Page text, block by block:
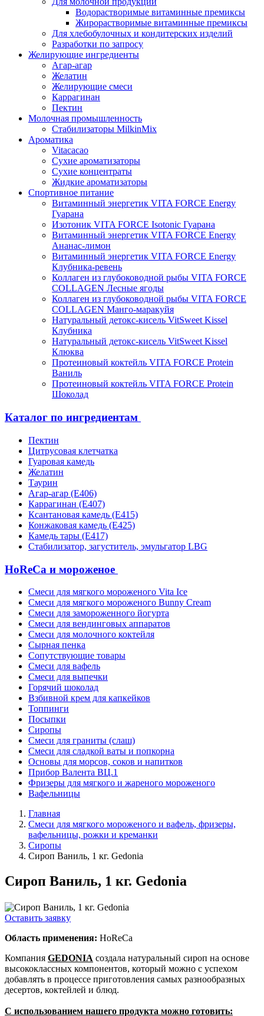
Водорастворимые витаминные премиксы
Жирорастворимые витаминные премиксы
Для хлебобулочных и кондитерских изделий
Разработки по запросу
Желирующие ингредиенты
Агар-агар
Желатин
Желирующие смеси
Каррагинан
Пектин
Молочная промышленность
Стабилизаторы MilkinMix
Ароматика
Vitacacao
Сухие ароматизаторы
Сухие концентраты
Жидкие ароматизаторы
Спортивное питание
Витаминный энергетик VITA FORCE Energy
Гуарана
Изотоник VITA FORCE Isotonic Гуарана
Витаминный энергетик VITA FORCE Energy
Ананас-лимон
Витаминный энергетик VITA FORCE Energy
Клубника-ревень
Коллаген из глубоководной рыбы VITA FORCE
COLLAGEN Лесные ягоды
Коллаген из глубоководной рыбы VITA FORCE
COLLAGEN Манго-маракуйя
Натуральный детокс-кисель VitSweet Kissel
Клубника
Натуральный детокс-кисель VitSweet Kissel
Клюква
Протеиновый коктейль VITA FORCE Protein
Ваниль
Протеиновый коктейль VITA FORCE Protein
Шоколад
Каталог по ингредиентам
Пектин
Цитрусовая клетчатка
Гуаровая камедь
Желатин
Таурин
Агар-агар (Е406)
Каррагинан (Е407)
Ксантановая камедь (Е415)
Конжаковая камедь (Е425)
Камедь тары (Е417)
Стабилизатор, загуститель, эмульгатор LBG
HoReCa и мороженое
Смеси для мягкого мороженого Vita Ice
Смеси для мягкого мороженого Bunny Cream
Смеси для замороженного йогурта
Смеси для вендинговых аппаратов
Смеси для молочного коктейля
Сырная пенка
Сопутствующие товары
Смеси для вафель
Смеси для выпечки
Горячий шоколад
Взбивной крем для капкейков
Топпинги
Посыпки
Сиропы
Смеси для граниты (слаш)
Смеси для сладкой ваты и попкорна
Основы для морсов, соков и напитков
Прибор Валента ВЦ.1
Фризеры для мягкого и жареного мороженого
Вафельницы
Главная
Смеси для мягкого мороженого и вафель, фризеры,
вафельницы, рожки и креманки
Сиропы
Сироп Ваниль, 1 кг. Gedonia
Сироп Ваниль, 1 кг. Gedonia
Оставить заявку
Область применения: HoReCa
Компания GEDONIA создала натуральный сироп на основе
высококлассных компонентов, который можно с успехом
добавлять в процессе приготовления самых разнообразных
десертов, коктейлей и блюд.
С использованием нашего продукта можно готовить: